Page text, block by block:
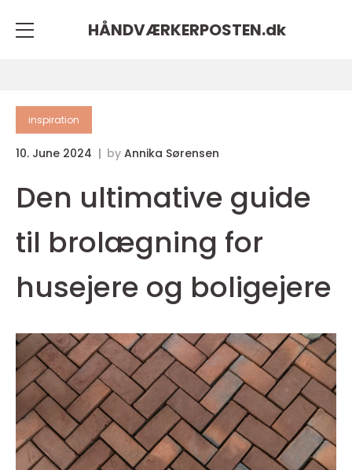
HÅNDVÆRKERPOSTEN.dk
inspiration
10. June 2024 by Annika Sørensen
Den ultimative guide
til brolægning for
husejere og boligejere